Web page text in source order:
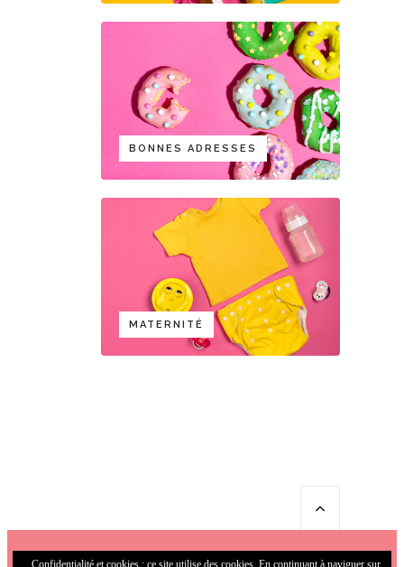
BONNES ADRESSES
MATERNITÉ
Confidentialité et cookies : ce site utilise des cookies. En continuant à naviguer sur